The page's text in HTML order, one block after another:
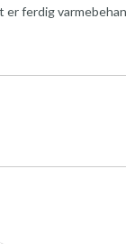
ferdig